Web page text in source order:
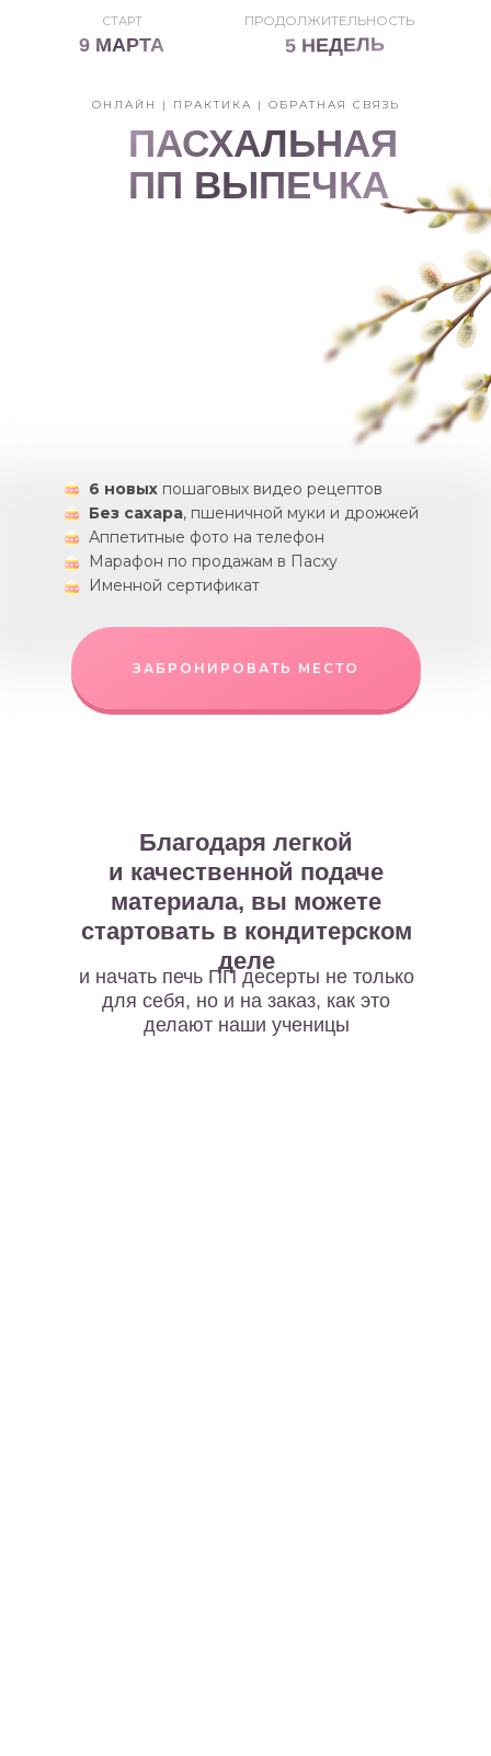
ЗАБРОНИРОВАТЬ МЕСТО
6 новых пошаговых видео рецептов
Без сахара, пшеничной муки и дрожжей
Аппетитные фото на телефон
Марафон по продажам в Пасху
Именной сертификат
5 НЕДЕЛЬ
ПРОДОЛЖИТЕЛЬНОСТЬ
9 МАРТА
СТАРТ
ОНЛАЙН | ПРАКТИКА | ОБРАТНАЯ СВЯЗЬ
ПАСХАЛЬНАЯ
ПП ВЫПЕЧКА
Благодаря легкой
и качественной подаче
материала, вы можете
стартовать в кондитерском
деле
и начать печь ПП десерты не только
для себя, но и на заказ, как это
делают наши ученицы